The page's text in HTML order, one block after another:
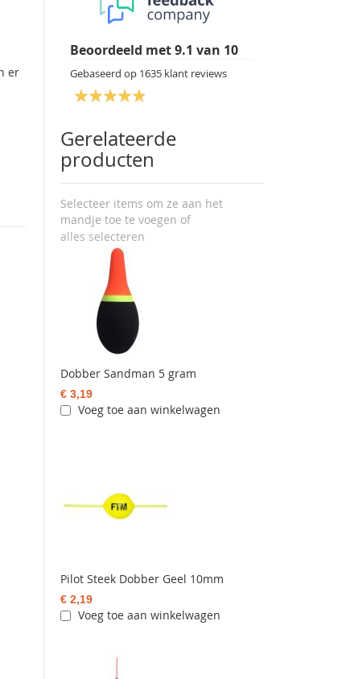
Beoordeeld met9.1 van 10
Gebaseerd op 1635 klant reviews
Gerelateerde
producten
Selecteer items om ze aan het
mandje toe te voegen of
alles selecteren
Dobber Sandman 5 gram
€ 3,19
Voeg toe aan winkelwagen
Pilot Steek Dobber Geel 10mm
€ 2,19
Voeg toe aan winkelwagen
er